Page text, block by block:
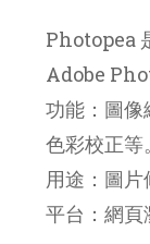
Photopea
Adobe
功能：圖像
色彩校正等。
用途：圖片
平台：網頁